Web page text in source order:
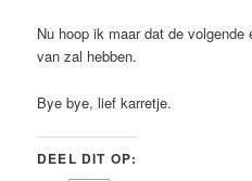
Nu hoop ik maar dat de
van zal hebben.
Bye bye, lief karretje.
DEEL DIT OP: